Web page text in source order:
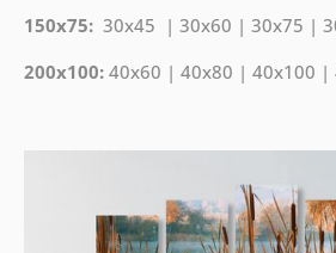
150x75: 30x45 | 30x60 | 30x75 |
200x100: 40x60 | 40x80 | 40x100 |